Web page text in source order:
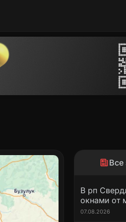
Все
В рп
окнами от
07.08.2026